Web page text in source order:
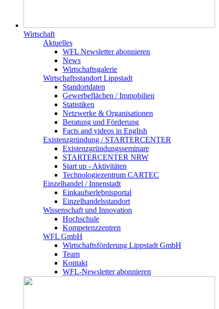
Wirtschaft
Aktuelles
WFL Newsletter abonnieren
News
Wirtschaftsgalerie
Wirtschafts­­standort Lippstadt
Standortdaten
Gewerbeflächen / Immobilien
Statistiken
Netzwerke & Organisationen
Beratung und Förderung
Facts and videos in English
Existenz­gründung / STARTERCENTER
Existenzgründungsseminare
STARTERCENTER NRW
Start up - Aktivitäten
Technologiezentrum CARTEC
Einzelhandel / Innenstadt
Einkaufserlebnisportal
Einzelhandelsstandort
Wissenschaft und Innovation
Hochschule
Kompetenzzentren
WFL GmbH
Wirtschaftsförderung Lippstadt GmbH
Team
Kontakt
WFL-Newsletter abonnieren